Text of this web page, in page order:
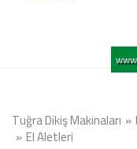
Tuğra Dikiş Makinaları
El Aletleri